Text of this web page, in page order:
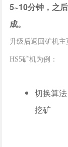
5~10分钟，之
成。
升级后返回矿机
HS5矿机为例：
切换算
挖矿